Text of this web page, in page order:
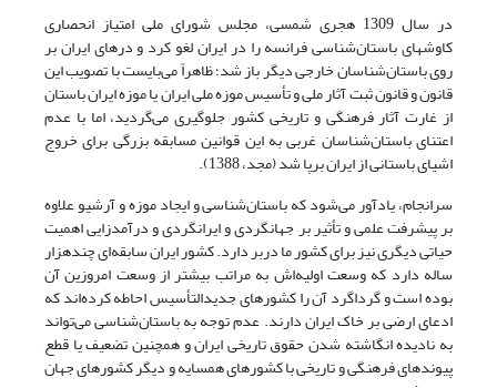
در سال 1309 هجری شمسی، مجلس شورای ملی امتیاز انحصاری
کاوشهای باستان‌شناسی فرانسه را در ایران لغو کرد و درهای ایران بر
روی باستان‌شناسان خارجی دیگر باز شد؛ ظاهراً می‌بایست با تصویب این
قانون و قانون ثبت آثار ملی و تأسیس موزه ملی ایران یا موزه ایران باستان
از غارت آثار فرهنگی و تاریخی کشور جلوگیری می‌گردید، اما با عدم
اعتنای باستان‌شناسان غربی به این قوانین مسابقه بزرگی برای خروج
اشیای باستانی از ایران برپا شد (مجد، 1388).
سرانجام، یادآور می‌شود که باستان‌شناسی و ایجاد موزه و آرشیو علاوه
بر پیشرفت علمی و تأثیر بر جهانگردی و ایرانگردی و درآمدزایی اهمیت
حیاتی دیگری نیز برای کشور ما دربر دارد. کشور ایران سابقه‌ای چندهزار
ساله دارد که وسعت اولیه‌اش به مراتب بیشتر از وسعت امروزین آن
بوده است و گرداگرد آن را کشورهای جدیدالتأسیس احاطه کرده‌اند که
ادعای ارضی بر خاک ایران دارند. عدم توجه به باستان‌شناسی می‌تواند
به نادیده انگاشته شدن حقوق تاریخی ایران و همچنین تضعیف یا قطع
پیوندهای فرهنگی و تاریخی با کشورهای همسایه و دیگر کشورهای جهان